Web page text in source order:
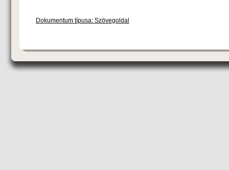
Dokumentum típusa: Szövegoldal